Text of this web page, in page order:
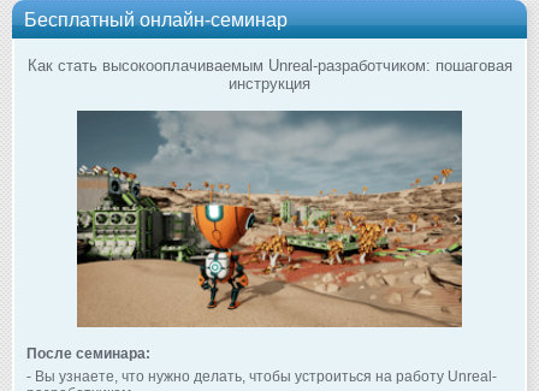
Бесплатный онлайн-семинар
Как стать высокооплачиваемым Unreal-разработчиком: пошаговая
инструкция
После семинара:
- Вы узнаете, что нужно делать, чтобы устроиться на работу Unreal-